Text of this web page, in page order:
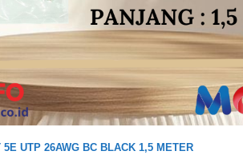
UTP 26AWG BC BLACK 1,5 METER